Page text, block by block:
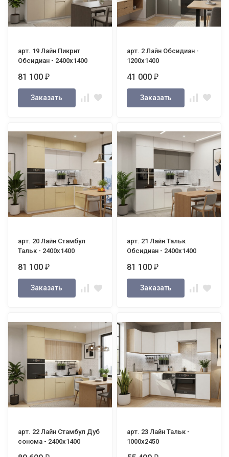
арт. 19 Лайн Пикрит
Обсидиан - 2400х1400
81 100₽
Заказать
арт. 2 Лайн Обсидиан -
1200х1400
41 000₽
Заказать
арт. 20 Лайн Стамбул
Тальк - 2400х1400
81 100₽
Заказать
арт. 21 Лайн Тальк
Обсидиан - 2400х1400
81 100₽
Заказать
арт. 22 Лайн Стамбул Дуб
сонома - 2400х1400
арт. 23 Лайн Тальк -
1000х2450